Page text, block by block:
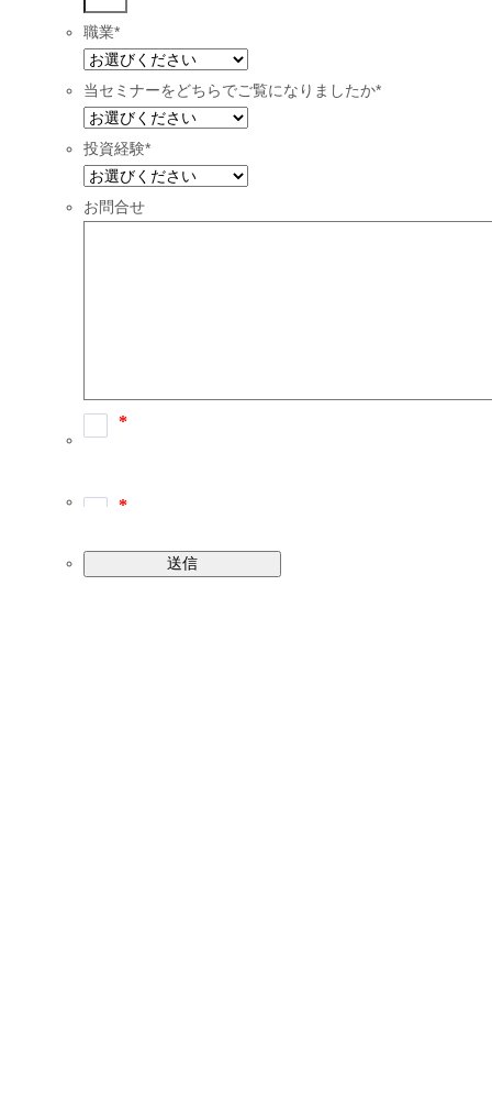
職業*
当セミナーをどちらでご覧になりましたか*
投資経験*
お問合せ
送信